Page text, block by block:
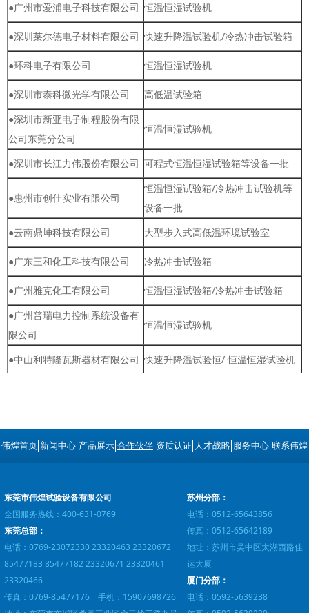
●广州市爱浦电子科技有限公司 恒温恒湿试验机
●深圳莱尔德电子材料有限公司 快速升降温试验机/冷热冲击试验箱
●环科电子有限公司 恒温恒湿试验机
●深圳市泰科微光学有限公司
高低温试验箱
●深圳市新亚电子制程股份有限
公司东莞分公司
恒温恒湿试验机
●深圳市长江力伟股份有限公司 可程式恒温恒湿试验箱等设备一批
●惠州市创仕实业有限公司
恒温恒湿试验箱/冷热冲击试验机等
设备一批
●云南鼎坤科技有限公司
大型步入式高低温环境试验室
●广东三和化工科技有限公司 冷热冲击试验箱
●广州雅克化工有限公司
恒温恒湿试验箱/冷热冲击试验箱
●广州普瑞电力控制系统设备有
限公司
恒温恒湿试验机
●中山利特隆瓦斯器材有限公司 快速升降温试验恒/ 恒温恒湿试验机
伟煌首页 新闻中心 产品展示 合作伙伴 资质认证 人才战略 服务中心 联系伟煌
东莞市伟煌试验设备有限公司
全国服务热线：400-631-0769
东莞总部：
电话：0769-23072330 23320463 23320672
85477183 85477182 23320671 23320461
23320466
传真：0769-85477176 手机：15907698726
苏州分部：
电话：0512-65643856
传真：0512-65642189
地址：苏州市吴中区太湖西路佳
运大厦
厦门分部：
电话：0592-5639238